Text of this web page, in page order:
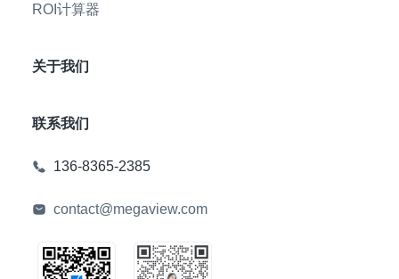
ROI计算器
关于我们
联系我们
136-8365-2385
contact@megaview.com